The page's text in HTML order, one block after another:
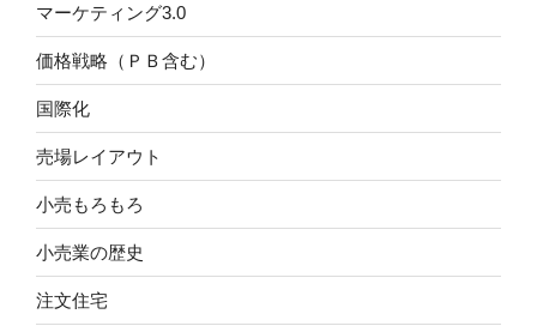
マーケティング3.0
価格戦略（ＰＢ含む）
国際化
売場レイアウト
小売もろもろ
小売業の歴史
注文住宅